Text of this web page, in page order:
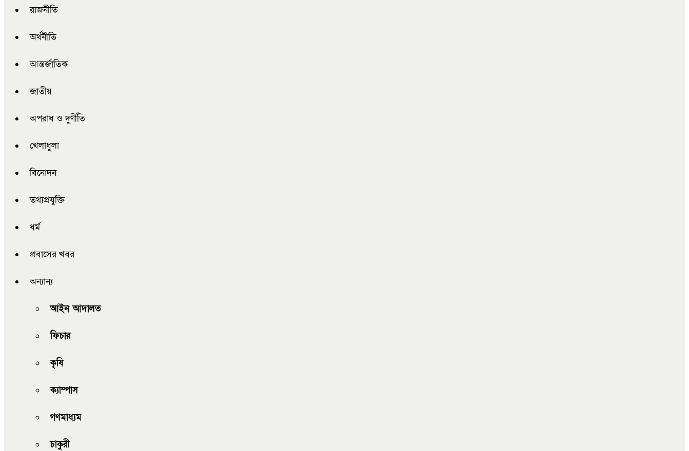
রাজনীতি
অর্থনীতি
আন্তর্জাতিক
জাতীয়
অপরাধ ও দুর্ণীতি
খেলাধুলা
বিনোদন
তথ্যপ্রযুক্তি
ধর্ম
প্রবাসের খবর
অন্যান্য
আইন আদালত
ফিচার
কৃষি
ক্যাম্পাস
গণমাধ্যম
চাকুরী